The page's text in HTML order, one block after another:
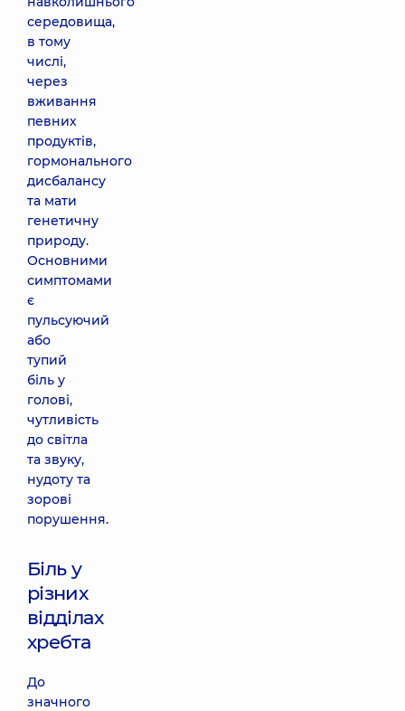
середовища,
в тому
числі,
через
вживання
певних
продуктів,
гормонального
дисбалансу
та мати
генетичну
природу.
Основними
симптомами
є
пульсуючий
або
тупий
біль у
голові,
чутливість
до світла
та звуку,
нудоту та
зорові
порушення.
Біль у
різних
відділах
хребта
До
значного